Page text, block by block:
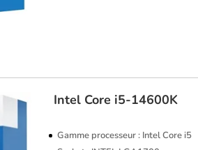
Intel Core i5-14600K
Gamme processeur : Intel Core i5